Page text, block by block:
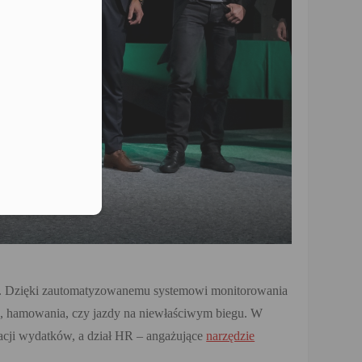
zautomatyzowanemu systemowi monitorowania
czy jazdy na niewłaściwym biegu. W
wydatków, a dział HR – angażującenarzędzie
w formacie E164